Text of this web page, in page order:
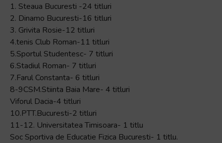
1. Steaua Bucuresti -24 titluri
2. Dinamo Bucuresti-16 titluri
3. Grivita Rosie-12 titluri
4.tenis Club Roman-11 titluri
5.Sportul Studentesc- 7 titluri
6.Stadiul Roman- 7 titluri
7.Farul Constanta- 6 titluri
8-9CSM.Stiinta Baia Mare- 4 titluri
Viforul Dacia-4 titluri
10.PTT.Bucuresti-2 titluri
11-12. Universitatea Timisoara- 1 titlu
Soc Sportiva de Educatie Fizica Bucuresti- 1 titlu.